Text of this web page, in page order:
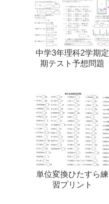
中学3年理科2学期定
期テスト予想問題
単位変換ひたすら練
習プリント